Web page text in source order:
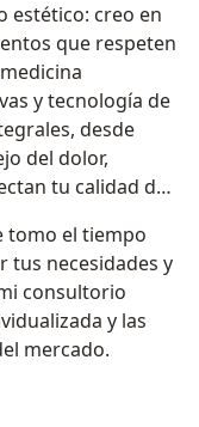
estético: creo en
que respeten
y tecnología de
desde
del dolor,
tu calidad de
tomo el tiempo
tus necesidades y
consultorio
y las
mercado.